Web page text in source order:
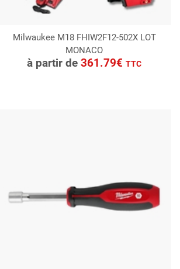
Milwaukee M18 FHIW2F12-502X LOT
MONACO
à partir de361.79€TTC
CONSULTER
Demande de devis